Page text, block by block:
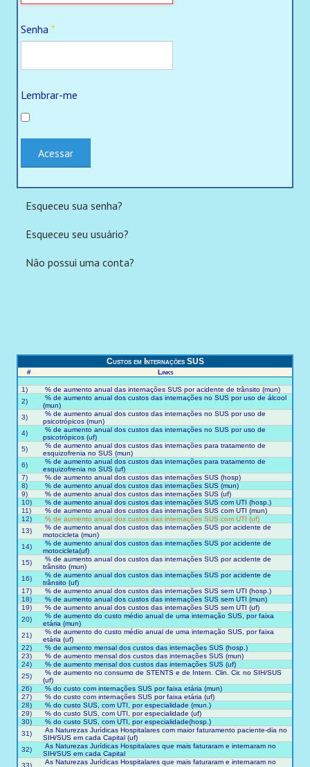
Traumatismo Intracraniano em Internações SUS
OPM Internações SUS
Infecção viral em Internações SUS
Senha *
Lembrar-me
Acessar
Esqueceu sua senha?
Esqueceu seu usuário?
Não possui uma conta?
Custos em Internações SUS
# Links
1)
% de aumento anual das internações SUS por acidente de trânsito (mun)
2)
% de aumento anual dos custos das internações no SUS por uso de álcool
(mun)
3)
% de aumento anual dos custos das internações no SUS por uso de
psicotrópicos (mun)
4)
% de aumento anual dos custos das internações no SUS por uso de
psicotrópicos (uf)
5)
% de aumento anual dos custos das internações para tratamento de
esquizofrenia no SUS (mun)
6)
% de aumento anual dos custos das internações para tratamento de
esquizofrenia no SUS (uf)
7)
% de aumento anual dos custos das internações SUS (hosp)
8)
% de aumento anual dos custos das internações SUS (mun)
9)
% de aumento anual dos custos das internações SUS (uf)
10)
% de aumento anual dos custos das internações SUS com UTI (hosp.)
11)
% de aumento anual dos custos das internações SUS com UTI (mun)
12)
% de aumento anual dos custos das internações SUS com UTI (uf)
13)
% de aumento anual dos custos das internações SUS por acidente de
motocicleta (mun)
14)
% de aumento anual dos custos das internações SUS por acidente de
motocicleta(uf)
15)
% de aumento anual dos custos das internações SUS por acidente de
trânsito (mun)
16)
% de aumento anual dos custos das internações SUS por acidente de
trânsito (uf)
17)
% de aumento anual dos custos das internações SUS sem UTI (hosp.)
18)
% de aumento anual dos custos das internações SUS sem UTI (mun)
19)
% de aumento anual dos custos das internações SUS sem UTI (uf)
20)
% de aumento do custo médio anual de uma internação SUS, por faixa
etária (mun)
21)
% de aumento do custo médio anual de uma internação SUS, por faixa
etária (uf)
22)
% de aumento mensal dos custos das internações SUS (hosp.)
23)
% de aumento mensal dos custos das internações SUS (mun)
24)
% de aumento mensal dos custos das internações SUS (uf)
25)
% de aumento no consumo de STENTS e de Intern. Clin. Cir. no SIH/SUS
(uf)
26)
% do custo com internações SUS por faixa etária (mun)
27)
% do custo com internações SUS por faixa etária (uf)
28)
% do custo SUS, com UTI, por especialidade (mun.)
29)
% do custo SUS, com UTI, por especialidade (uf)
30)
% do custo SUS, com UTI, por especialidade(hosp.)
31)
As Naturezas Jurídicas Hospitalares com maior faturamento paciente-dia no
SIH/SUS em cada Capital (uf)
32)
As Naturezas Jurídicas Hospitalares que mais faturaram e internaram no
SIH/SUS em cada Capital
33)
As Naturezas Jurídicas Hospitalares que mais faturaram e internaram no